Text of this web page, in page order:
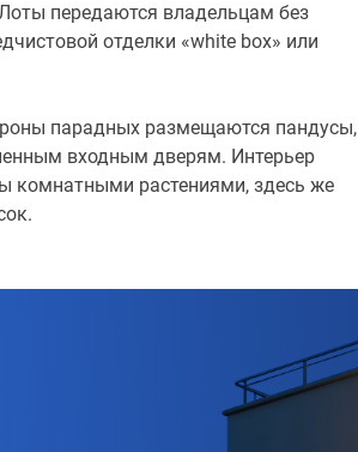
передаются владельцам без
отделки «white box» или
парадных размещаются пандусы,
входным дверям. Интерьер
комнатными растениями, здесь же